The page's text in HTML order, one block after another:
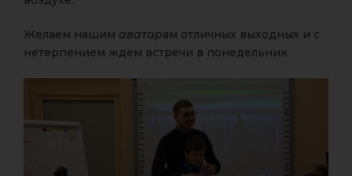
Желаем нашим аватарам отличных выходных и с
нетерпением ждем встречи в понедельник